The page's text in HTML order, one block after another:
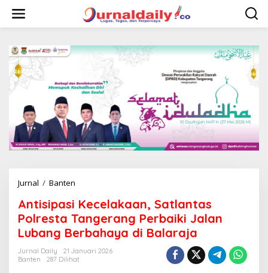
w
Jurnal / Banten
i
s
i
a
Antisipasi Kecelakaan, Satlantas
Polresta Tangerang Perbaiki Jalan
Lubang Berbahaya di Balaraja
Jurnal Daily
21 Januari 2026
Banten
287 Dilihat